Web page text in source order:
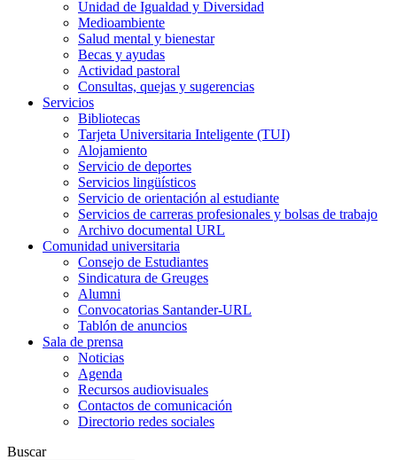
Unidad de Igualdad y Diversidad
Medioambiente
Salud mental y bienestar
Becas y ayudas
Actividad pastoral
Consultas, quejas y sugerencias
Servicios
Bibliotecas
Tarjeta Universitaria Inteligente (TUI)
Alojamiento
Servicio de deportes
Servicios lingüísticos
Servicio de orientación al estudiante
Servicios de carreras profesionales y bolsas de trabajo
Archivo documental URL
Comunidad universitaria
Consejo de Estudiantes
Sindicatura de Greuges
Alumni
Convocatorias Santander-URL
Tablón de anuncios
Sala de prensa
Noticias
Agenda
Recursos audiovisuales
Contactos de comunicación
Directorio redes sociales
Buscar